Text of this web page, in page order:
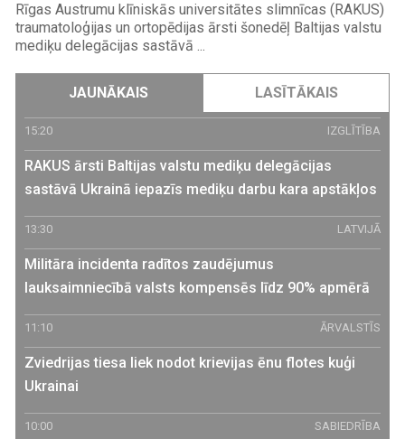
Rīgas Austrumu klīniskās universitātes slimnīcas (RAKUS)
traumatoloģijas un ortopēdijas ārsti šonedēļ Baltijas valstu
mediķu delegācijas sastāvā ...
JAUNĀKAIS LASĪTĀKAIS
15:20 IZGLĪTĪBA
RAKUS ārsti Baltijas valstu mediķu delegācijas
sastāvā Ukrainā iepazīs mediķu darbu kara apstākļos
13:30 LATVIJĀ
Militāra incidenta radītos zaudējumus
lauksaimniecībā valsts kompensēs līdz 90% apmērā
11:10 ĀRVALSTĪS
Zviedrijas tiesa liek nodot krievijas ēnu flotes kuģi
Ukrainai
10:00 SABIEDRĪBA